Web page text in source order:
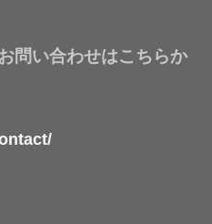
問い合わせはこちらか